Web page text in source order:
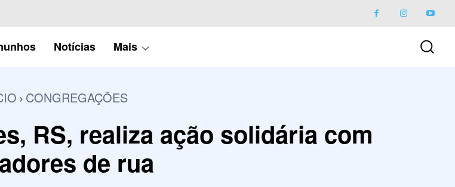
Notícias Mais
CONGREGAÇÕES
RS, realiza ação solidária com
de rua